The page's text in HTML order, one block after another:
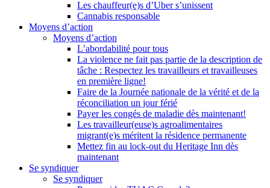
Les chauffeur(e)s d’Uber s’unissent
Cannabis responsable
Moyens d’action
Moyens d’action
L’abordabilité pour tous
La violence ne fait pas partie de la description de
tâche : Respectez les travailleurs et travailleuses
en première ligne!
Faire de la Journée nationale de la vérité et de la
réconciliation un jour férié
Payer les congés de maladie dès maintenant!
Les travailleur(euse)s agroalimentaires
migrant(e)s méritent la résidence permanente
Mettez fin au lock-out du Heritage Inn dès
maintenant
Se syndiquer
Se syndiquer